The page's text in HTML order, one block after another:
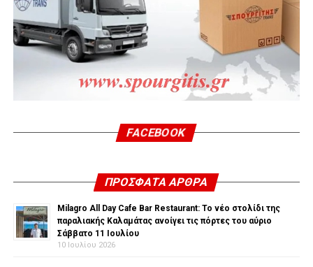
FACEBOOK
ΠΡΌΣΦΑΤΑ ΆΡΘΡΑ
Milagro All Day Cafe Bar Restaurant: Το νέο στολίδι της
παραλιακής Καλαμάτας ανοίγει τις πόρτες του αύριο
Σάββατο 11 Ιουλίου
10 Ιουλίου 2026